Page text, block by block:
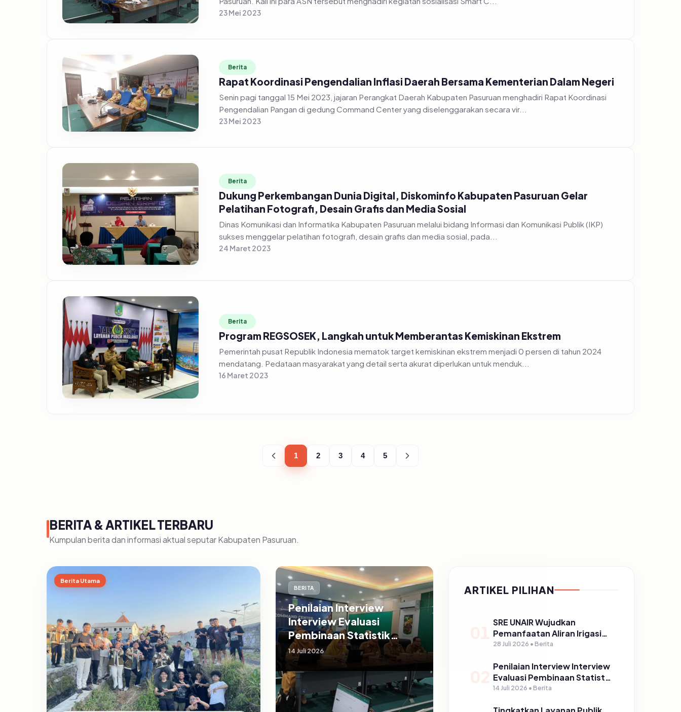
23 Mei 2023
Berita
Rapat Koordinasi Pengendalian Inflasi Daerah Bersama Kementerian Dalam Negeri
Senin pagi tanggal 15 Mei 2023, jajaran Perangkat Daerah Kabupaten Pasuruan menghadiri Rapat Koordinasi
Pengendalian Pangan di gedung Command Center yang diselenggarakan secara vir...
23 Mei 2023
Berita
Dukung Perkembangan Dunia Digital, Diskominfo Kabupaten Pasuruan Gelar
Pelatihan Fotografi, Desain Grafis dan Media Sosial
Dinas Komunikasi dan Informatika Kabupaten Pasuruan melalui bidang Informasi dan Komunikasi Publik (IKP)
sukses menggelar pelatihan fotografi, desain grafis dan media sosial, pada...
24 Maret 2023
Berita
Program REGSOSEK, Langkah untuk Memberantas Kemiskinan Ekstrem
Pemerintah pusat Republik Indonesia mematok target kemiskinan ekstrem menjadi 0 persen di tahun 2024
mendatang. Pedataan masyarakat yang detail serta akurat diperlukan untuk menduk...
16 Maret 2023
1 2 3 4 5
BERITA & ARTIKEL TERBARU
Kumpulan berita dan informasi aktual seputar Kabupaten Pasuruan.
Berita Utama
BERITA
Penilaian Interview
Interview Evaluasi
Pembinaan Statistik
Sektoral Kabupaten
Pasuruan
14 Juli 2026
ARTIKEL PILIHAN
SRE UNAIR Wujudkan
Pemanfaatan Aliran Irigasi
melalui PLTPH dalam
Desa Ngerong
28 Juli 2026 • Berita
Penilaian Interview Interview
Evaluasi Pembinaan Statistik
Sektoral Kabupaten
14 Juli 2026 • Berita